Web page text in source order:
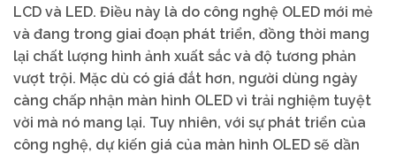
LCD và LED. Điều này là do công nghệ OLED mới mẻ
và đang trong giai đoạn phát triển, đồng thời mang
lại chất lượng hình ảnh xuất sắc và độ tương phản
vượt trội. Mặc dù có giá đắt hơn, người dùng ngày
càng chấp nhận màn hình OLED vì trải nghiệm tuyệt
vời mà nó mang lại. Tuy nhiên, với sự phát triển của
công nghệ, dự kiến giá của màn hình OLED sẽ dần